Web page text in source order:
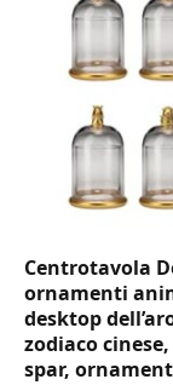
Centrotavola
ornamenti
desktop
zodiaco
spar,